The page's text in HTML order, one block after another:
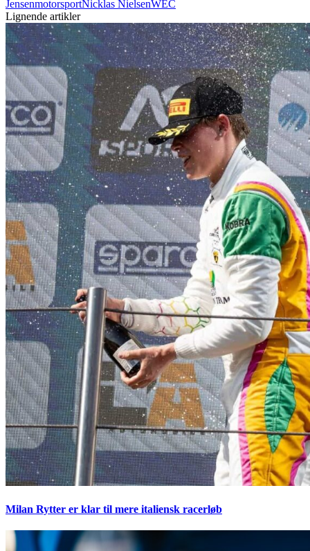
JensenmotorsportNicklas NielsenWEC
Lignende artikler
Milan Rytter er klar til mere italiensk racerløb